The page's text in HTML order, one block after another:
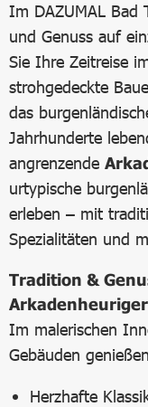
Im DAZUMAL Bad
und Genuss auf
Sie Ihre Zeitreise
strohgedeckte
das
Jahrhunderte
angrenzende
urtypische
erleben – mit
Spezialitäten und
Tradition &
Arkadenheuriger
Im malerischen
Gebäuden
Herzhafte